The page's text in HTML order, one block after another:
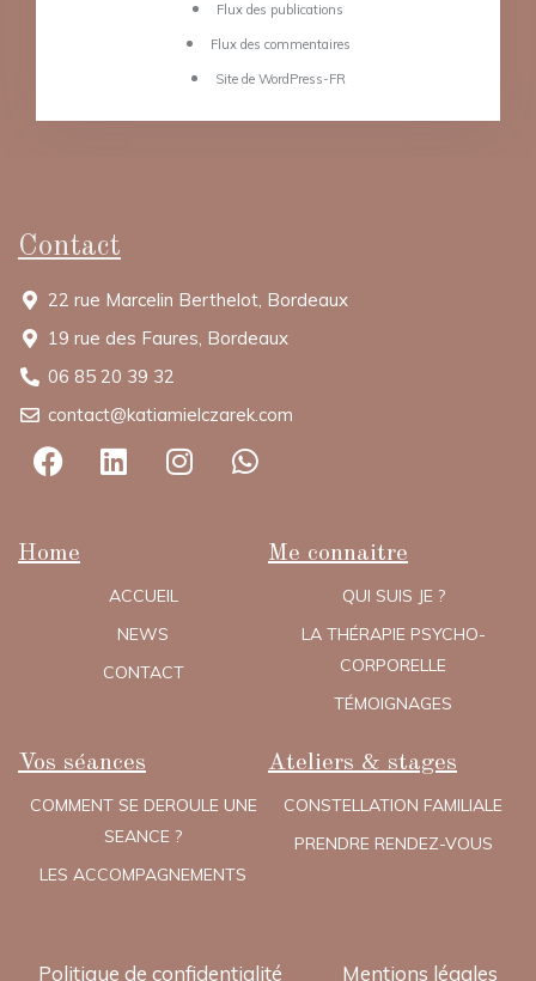
Flux des publications
Flux des commentaires
Site de WordPress-FR
Contact
22 rue Marcelin Berthelot, Bordeaux
19 rue des Faures, Bordeaux
06 85 20 39 32
contact@katiamielczarek.com
Home
ACCUEIL
NEWS
CONTACT
Me connaitre
QUI SUIS JE ?
LA THÉRAPIE PSYCHO-
CORPORELLE
TÉMOIGNAGES
Vos séances
COMMENT SE DEROULE UNE
SEANCE ?
LES ACCOMPAGNEMENTS
Ateliers & stages
CONSTELLATION FAMILIALE
PRENDRE RENDEZ-VOUS
Politique de confidentialité Mentions légales